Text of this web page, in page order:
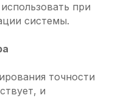
при
системы.
точности
и